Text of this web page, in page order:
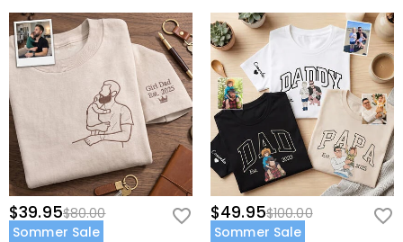
$39.95$80.00
Sommer Sale
$49.95$100.00
Sommer Sale